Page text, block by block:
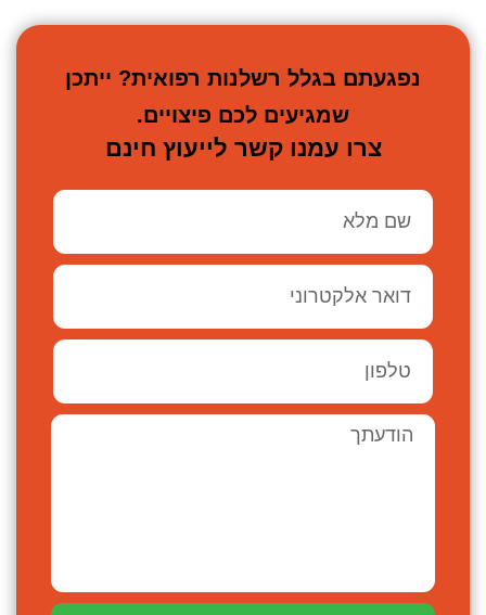
נפגעתם בגלל רשלנות רפואית? ייתכן
שמגיעים לכם פיצויים.
צרו עמנו קשר לייעוץ חינם